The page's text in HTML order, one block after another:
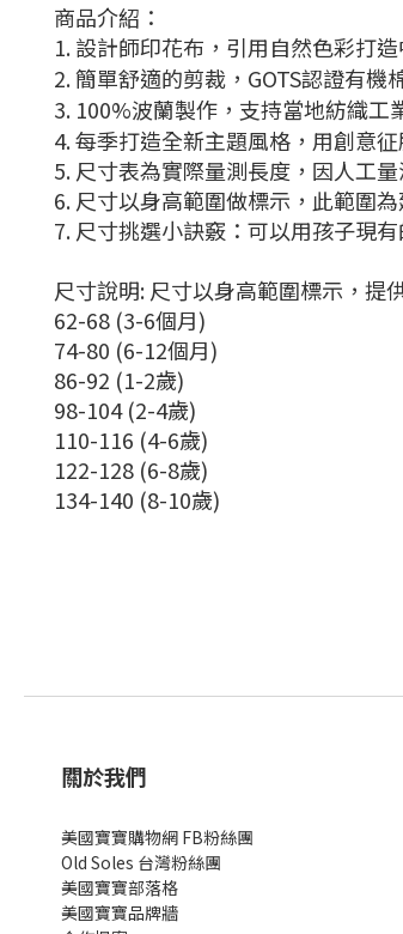
商品介紹：
1.設計師印花布，引用自然色彩打
2.簡單舒適的剪裁， GOTS認證有機
3. 100%波蘭製作，支持當地紡織工
4.每季打造全新主題風格，用創意
5. 尺寸表為實際量測長度，因人工
6. 尺寸以身高範圍做標示，此範圍
7. 尺寸挑選小訣竅：可以用孩子現
尺寸說明: 尺寸以身高範圍標示，提
62-68 (3-6個月)
74-80 (6-12個月)
86-92 (1-2歲)
98-104 (2-4歲)
110-116 (4-6歲)
122-128 (6-8歲)
134-140 (8-10歲)
關於我們
美國寶寶購物網 FB粉絲團
Old Soles 台灣粉絲團
美國寶寶部落格
美國寶寶品牌牆